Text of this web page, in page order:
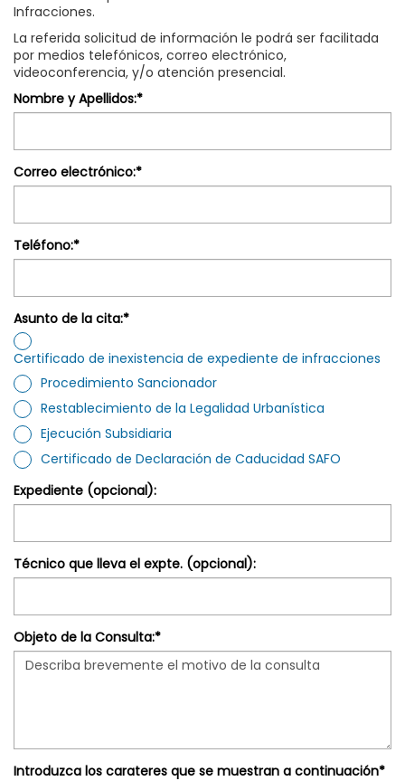
Infracciones.
La referida solicitud de información le podrá ser facilitada
por medios telefónicos, correo electrónico,
videoconferencia, y/o atención presencial.
Nombre y Apellidos:*
Correo electrónico:*
Teléfono:*
Asunto de la cita:*
Certificado de inexistencia de expediente de infracciones
Procedimiento Sancionador
Restablecimiento de la Legalidad Urbanística
Ejecución Subsidiaria
Certificado de Declaración de Caducidad SAFO
Expediente (opcional):
Técnico que lleva el expte. (opcional):
Objeto de la Consulta:*
Introduzca los carateres que se muestran a continuación*